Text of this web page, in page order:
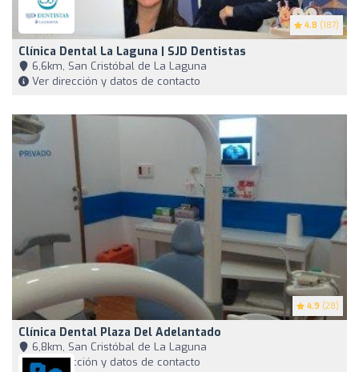
4.8 (187)
Clínica Dental La Laguna | SJD Dentistas
6,6km, San Cristóbal de La Laguna
Ver dirección y datos de contacto
4.9 (28)
Clínica Dental Plaza Del Adelantado
6,8km, San Cristóbal de La Laguna
Ver dirección y datos de contacto